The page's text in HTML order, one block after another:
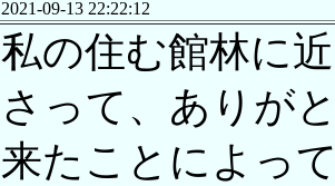
2021-09-13 22:22:12
私の住む館林に
さって、ありが
来たことによっ